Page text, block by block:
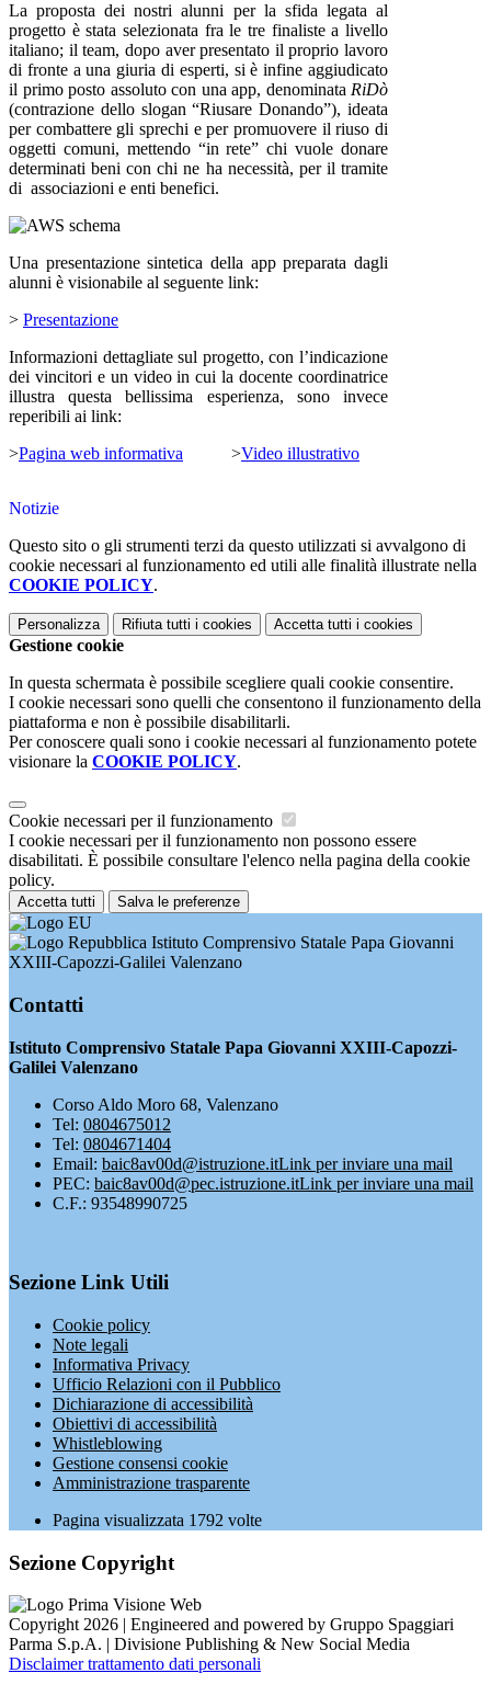
La proposta dei nostri alunni per la sfida legata al
progetto è stata selezionata fra le tre finaliste a livello
italiano; il team, dopo aver presentato il proprio lavoro
di fronte a una giuria di esperti, si è infine aggiudicato
il primo posto assoluto con una app, denominata RiDò
(contrazione dello slogan “Riusare Donando”), ideata
per combattere gli sprechi e per promuovere il riuso di
oggetti comuni, mettendo “in rete” chi vuole donare
determinati beni con chi ne ha necessità, per il tramite
di associazioni e enti benefici.
Una presentazione sintetica della app preparata dagli
alunni è visionabile al seguente link:
> Presentazione
Informazioni dettagliate sul progetto, con l’indicazione
dei vincitori e un video in cui la docente coordinatrice
illustra questa bellissima esperienza, sono invece
reperibili ai link:
>Pagina web informativa >Video illustrativo
Notizie
Questo sito o gli strumenti terzi da questo utilizzati si avvalgono di
cookie necessari al funzionamento ed utili alle finalità illustrate nella
COOKIE POLICY.
Personalizza Rifiuta tutti i cookies Accetta tutti i cookies
Gestione cookie
In questa schermata è possibile scegliere quali cookie consentire.
I cookie necessari sono quelli che consentono il funzionamento della
piattaforma e non è possibile disabilitarli.
Per conoscere quali sono i cookie necessari al funzionamento potete
visionare la COOKIE POLICY.
Cookie necessari per il funzionamento
I cookie necessari per il funzionamento non possono essere
disabilitati. È possibile consultare l'elenco nella pagina della cookie
policy.
Accetta tutti Salva le preferenze
Istituto Comprensivo Statale Papa Giovanni
XXIII-Capozzi-Galilei Valenzano
Contatti
Istituto Comprensivo Statale Papa Giovanni XXIII-Capozzi-
Galilei Valenzano
Corso Aldo Moro 68, Valenzano
Tel: 0804675012
Tel: 0804671404
Email: baic8av00d@istruzione.itLink per inviare una mail
PEC: baic8av00d@pec.istruzione.itLink per inviare una mail
C.F.: 93548990725
Sezione Link Utili
Cookie policy
Note legali
Informativa Privacy
Ufficio Relazioni con il Pubblico
Dichiarazione di accessibilità
Obiettivi di accessibilità
Whistleblowing
Gestione consensi cookie
Amministrazione trasparente
Pagina visualizzata 1792 volte
Sezione Copyright
Copyright 2026 | Engineered and powered by Gruppo Spaggiari
Parma S.p.A. | Divisione Publishing & New Social Media
Disclaimer trattamento dati personali